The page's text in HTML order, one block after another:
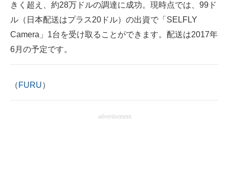
きく超え、約28万ドルの調達に成功。現時点では、99ド
ル（日本配送はプラス20ドル）の出資で「SELFLY
Camera」1台を受け取ることができます。配送は2017年
6月の予定です。
（ FURU）
advertisement